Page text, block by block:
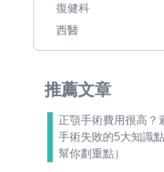
復健科
西醫
推薦文章
正顎手術費用很高？
手術失敗的5大知識
幫你劃重點）